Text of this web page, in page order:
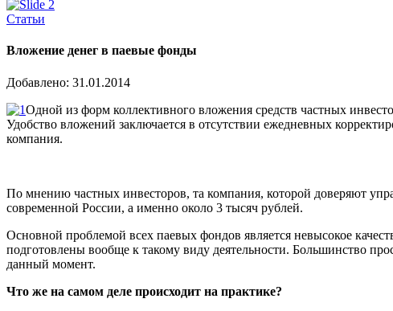
Статьи
Вложение денег в паевые фонды
Добавлено: 31.01.2014
Одной из форм коллективного вложения средств частных
Удобство вложений заключается в отсутствии ежедневных
компания.
По мнению частных инвесторов, та компания, которой доверяют
современной России, а именно около 3 тысяч рублей.
Основной проблемой всех паевых фондов является невысокое
подготовлены вообще к такому виду деятельности. Большинство
данный момент.
Что же на самом деле происходит на практике?